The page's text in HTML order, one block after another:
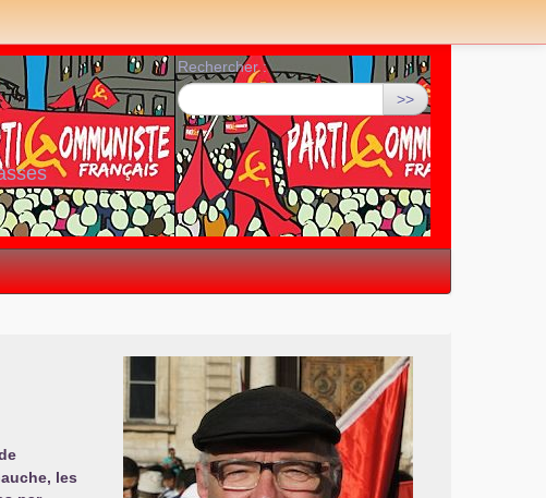
Rechercher :
>>
les